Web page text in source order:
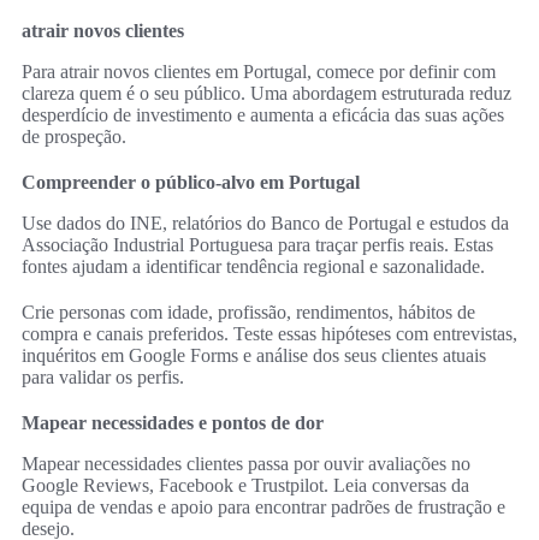
atrair novos clientes
Para atrair novos clientes em Portugal, comece por definir com
clareza quem é o seu público. Uma abordagem estruturada reduz
desperdício de investimento e aumenta a eficácia das suas ações
de prospeção.
Compreender o público-alvo em Portugal
Use dados do INE, relatórios do Banco de Portugal e estudos da
Associação Industrial Portuguesa para traçar perfis reais. Estas
fontes ajudam a identificar tendência regional e sazonalidade.
Crie personas com idade, profissão, rendimentos, hábitos de
compra e canais preferidos. Teste essas hipóteses com entrevistas,
inquéritos em Google Forms e análise dos seus clientes atuais
para validar os perfis.
Mapear necessidades e pontos de dor
Mapear necessidades clientes passa por ouvir avaliações no
Google Reviews, Facebook e Trustpilot. Leia conversas da
equipa de vendas e apoio para encontrar padrões de frustração e
desejo.